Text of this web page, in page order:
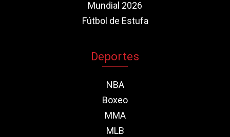
Mundial 2026
Fútbol de Estufa
Deportes
NBA
Boxeo
MMA
MLB